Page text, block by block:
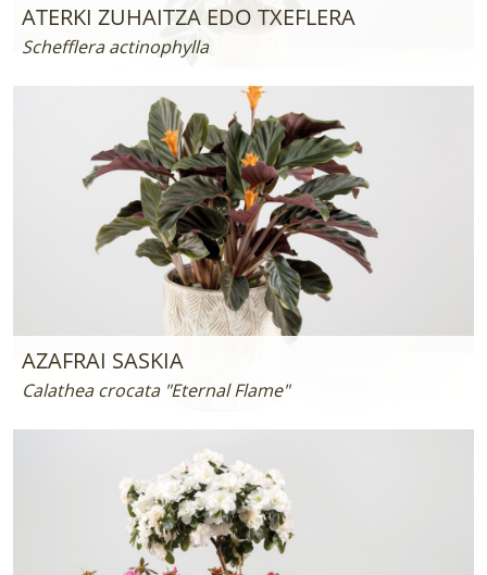
ATERKI ZUHAITZA EDO TXEFLERA
Schefflera actinophylla
AZAFRAI SASKIA
Calathea crocata "Eternal Flame"